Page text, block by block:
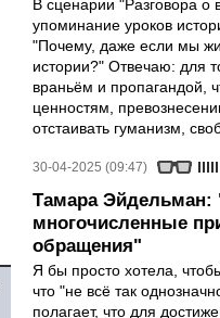
В сценарии "Разговора о
упоминание уроков
"Почему, даже если мы
истории?" Отвечаю: для
враньём и пропагандой,
ценностям,
отстаивать гуманизм,
30-04-2025 (09:47)
Тамара
многочисленные
обращения"
Я бы просто хотела,
что "не всё так
полагает, что для